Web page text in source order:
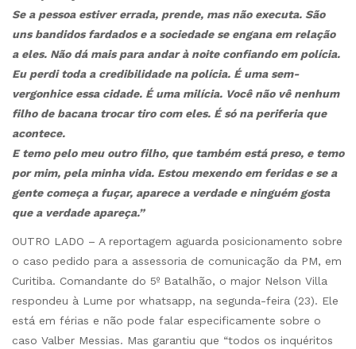
Se a pessoa estiver errada, prende, mas não executa. São
uns bandidos fardados e a sociedade se engana em relação
a eles. Não dá mais para andar à noite confiando em polícia.
Eu perdi toda a credibilidade na polícia. É uma sem-
vergonhice essa cidade. É uma milícia. Você não vê nenhum
filho de bacana trocar tiro com eles. É só na periferia que
acontece.
E temo pelo meu outro filho, que também está preso, e temo
por mim, pela minha vida. Estou mexendo em feridas e se a
gente começa a fuçar, aparece a verdade e ninguém gosta
que a verdade apareça.”
OUTRO LADO – A reportagem aguarda posicionamento sobre
o caso pedido para a assessoria de comunicação da PM, em
Curitiba. Comandante do 5º Batalhão, o major Nelson Villa
respondeu à Lume por whatsapp, na segunda-feira (23). Ele
está em férias e não pode falar especificamente sobre o
caso Valber Messias. Mas garantiu que “todos os inquéritos